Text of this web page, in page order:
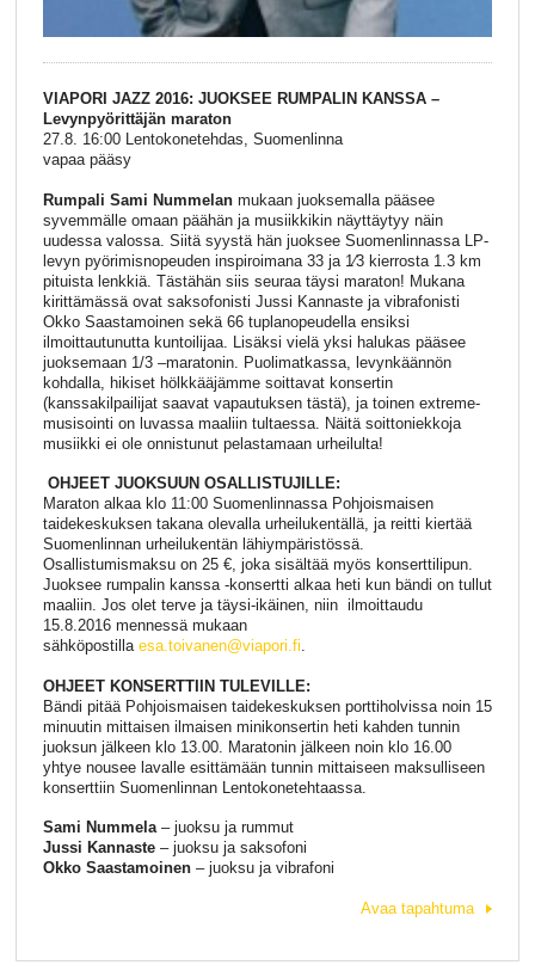
VIAPORI JAZZ 2016: JUOKSEE RUMPALIN KANSSA –
Levynpyörittäjän maraton
27.8. 16:00 Lentokonetehdas, Suomenlinna
vapaa pääsy
Rumpali Sami Nummelan mukaan juoksemalla pääsee
syvemmälle omaan päähän ja musiikkikin näyttäytyy näin
uudessa valossa. Siitä syystä hän juoksee Suomenlinnassa LP-
levyn pyörimisnopeuden inspiroimana 33 ja 1⁄3 kierrosta 1.3 km
pituista lenkkiä. Tästähän siis seuraa täysi maraton! Mukana
kirittämässä ovat saksofonisti Jussi Kannaste ja vibrafonisti
Okko Saastamoinen sekä 66 tuplanopeudella ensiksi
ilmoittautunutta kuntoilijaa. Lisäksi vielä yksi halukas pääsee
juoksemaan 1/3 –maratonin. Puolimatkassa, levynkäännön
kohdalla, hikiset hölkkääjämme soittavat konsertin
(kanssakilpailijat saavat vapautuksen tästä), ja toinen extreme-
musisointi on luvassa maaliin tultaessa. Näitä soittoniekkoja
musiikki ei ole onnistunut pelastamaan urheilulta!
OHJEET JUOKSUUN OSALLISTUJILLE:
Maraton alkaa klo 11:00 Suomenlinnassa Pohjoismaisen
taidekeskuksen takana olevalla urheilukentällä, ja reitti kiertää
Suomenlinnan urheilukentän lähiympäristössä.
Osallistumismaksu on 25 €, joka sisältää myös konserttilipun.
Juoksee rumpalin kanssa -konsertti alkaa heti kun bändi on tullut
maaliin. Jos olet terve ja täysi-ikäinen, niin ilmoittaudu
15.8.2016 mennessä mukaan
sähköpostilla esa.toivanen@viapori.fi.
OHJEET KONSERTTIIN TULEVILLE:
Bändi pitää Pohjoismaisen taidekeskuksen porttiholvissa noin 15
minuutin mittaisen ilmaisen minikonsertin heti kahden tunnin
juoksun jälkeen klo 13.00.
Maratonin jälkeen noin klo 16.00
yhtye nousee lavalle esittämään tunnin mittaiseen maksulliseen
konserttiin Suomenlinnan Lentokonetehtaassa.
Sami Nummela– juoksu ja rummut
Jussi Kannaste– juoksu ja saksofoni
Okko Saastamoinen– juoksu ja vibrafoni
Avaa tapahtuma